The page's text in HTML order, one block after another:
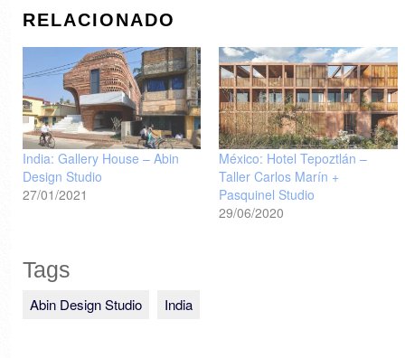
RELACIONADO
India: Gallery House – Abin
Design Studio
27/01/2021
México: Hotel Tepoztlán –
Taller Carlos Marín +
Pasquinel Studio
29/06/2020
Tags
Abin Design Studio India